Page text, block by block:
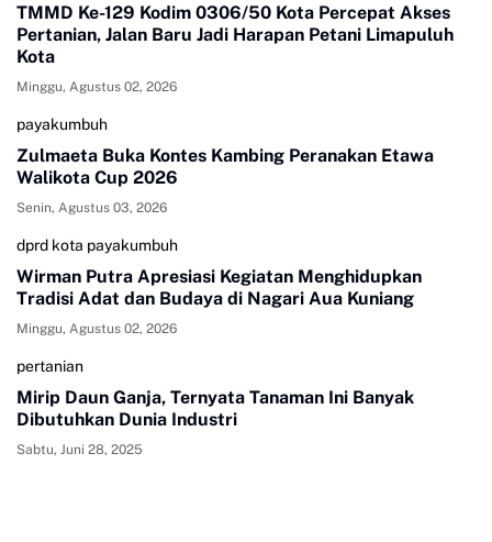
TMMD Ke-129 Kodim 0306/50 Kota Percepat Akses
Pertanian, Jalan Baru Jadi Harapan Petani Limapuluh
Kota
Minggu, Agustus 02, 2026
payakumbuh
Zulmaeta Buka Kontes Kambing Peranakan Etawa
Walikota Cup 2026
Senin, Agustus 03, 2026
dprd kota payakumbuh
Wirman Putra Apresiasi Kegiatan Menghidupkan
Tradisi Adat dan Budaya di Nagari Aua Kuniang
Minggu, Agustus 02, 2026
pertanian
Mirip Daun Ganja, Ternyata Tanaman Ini Banyak
Dibutuhkan Dunia Industri
Sabtu, Juni 28, 2025